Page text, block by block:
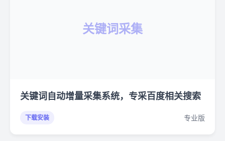
关键词采集
关键词自动增量采集系统，专采百度相关搜索
下载安装 专业版